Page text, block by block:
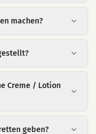
machen?
Creme / Lotion
geben?